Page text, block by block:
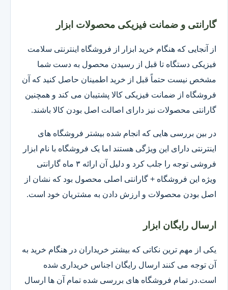
گارانتی و ضمانت فیزیکی محصولات ابزار
از آنجایی که هنگام خرید ابزار از فروشگاه اینترنتی سلامت
فیزیکی دستگاه تا قبل از رسیدن محصول به دست شما
مشخص نیست حتماً قبل از خرید اطمینان حاصل کنید که آن
فروشگاه از ضمانت فیزیکی کالا پشتیبان می کند و همچنین
گارانتی محصولات نیز دارای اصالت اصل بودن کالا باشند.
در بین بررسی هایی که انجام شده بیشتر فروشگاه های
اینترنتی دارای این ویژگی هستند اما یک فروشگاه با نام ابزار
فروشی توجه را جلب کرد و دلیل آن ارائه ۳ ماه گارانتی
ویژه این فروشگاه + گارانتی اصلی محصول بود که نشان از
اصل بودن محصولات و ارزش دادن به مشتریان خود است.
ارسال رایگان ابزار
یکی از مهم ترین نکاتی که بیشتر خریداران در هنگام خرید به
آن توجه می کنند ارسال رایگان اجناس خریداری شده
است.در تمام فروشگاه های بررسی شده تمام آن ها ارسال